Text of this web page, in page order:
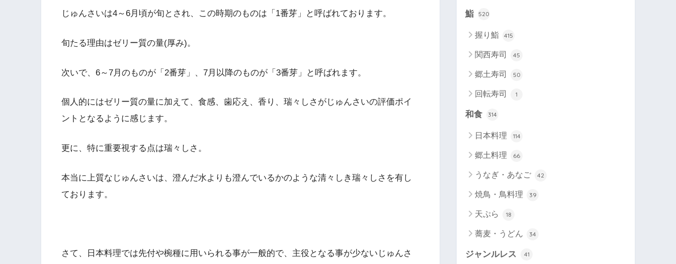
じゅんさいは4～6月頃が旬とされ、この時期のものは「1番芽」と呼ばれております。
旬たる理由はゼリー質の量(厚み)。
次いで、6～7月のものが「2番芽」、7月以降のものが「3番芽」と呼ばれます。
個人的にはゼリー質の量に加えて、食感、歯応え、香り、瑞々しさがじゅんさいの評価ポイ
ントとなるように感じます。
更に、特に重要視する点は瑞々しさ。
本当に上質なじゅんさいは、澄んだ水よりも澄んでいるかのような清々しき瑞々しさを有し
ております。
さて、日本料理では先付や椀種に用いられる事が一般的で、主役となる事が少ないじゅんさ
鮨 520
握り鮨 415
関西寿司 45
郷土寿司 50
回転寿司 1
和食 314
日本料理 114
郷土料理 66
うなぎ・あなご 42
焼鳥・鳥料理 39
天ぷら 18
蕎麦・うどん 34
ジャンルレス 41